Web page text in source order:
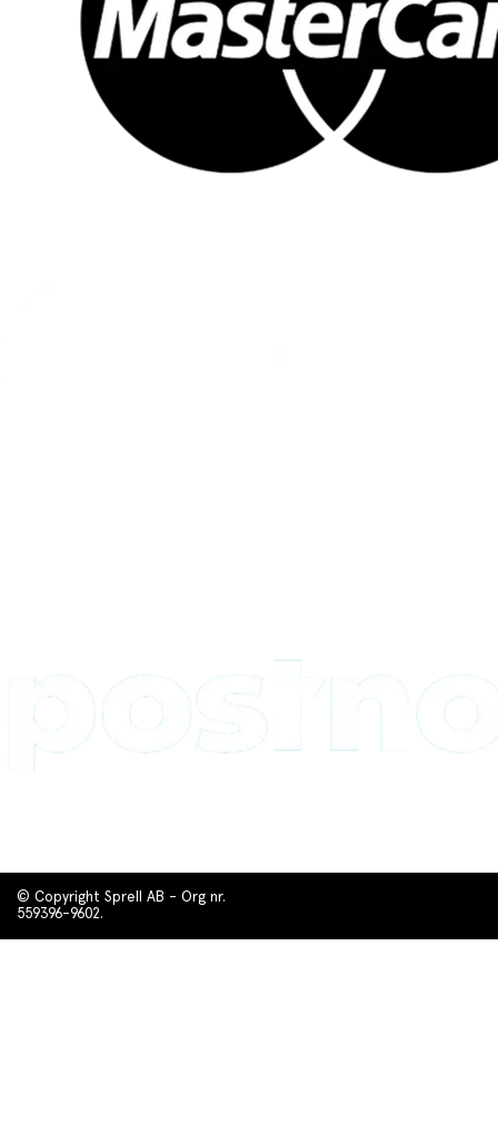
© Copyright Sprell AB - Org nr.
559396-9602.